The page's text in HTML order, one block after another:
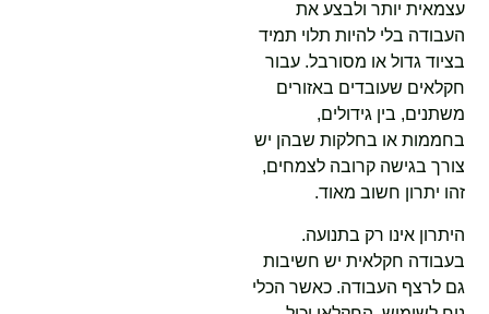
עצמאית יותר ולבצע את
העבודה בלי להיות תלוי תמיד
בציוד גדול או מסורבל. עבור
חקלאים שעובדים באזורים
משתנים, בין גידולים,
בחממות או בחלקות שבהן יש
צורך בגישה קרובה לצמחים,
זהו יתרון חשוב מאוד.
היתרון אינו רק בתנועה.
בעבודה חקלאית יש חשיבות
גם לרצף העבודה. כאשר הכלי